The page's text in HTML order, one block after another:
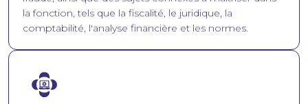
la fonction, tels que la fiscalité, le juridique, la
comptabilité, l'analyse financière et les normes.
Image